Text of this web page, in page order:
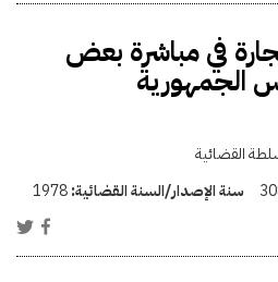
في مباشرة بعض
الجمهورية
القضائية
سنة الإصدار/السنة القضائية:1978